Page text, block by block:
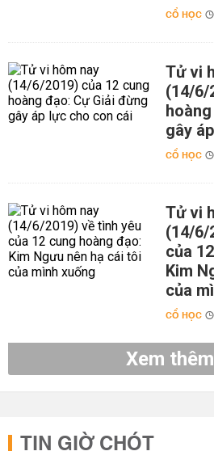
CỔ HỌC
Tử vi
(14/6/
gây
CỔ HỌC
Tử vi
(14/6/
của
Kim
của
CỔ HỌC
Xem thêm
TIN GIỜ CHÓT